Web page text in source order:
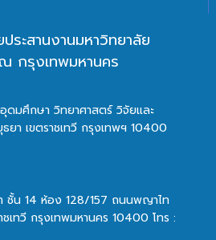
ระสานงานมหาวิทยาลัย
กรุงเทพมหานคร
ดมศึกษา วิทยาศาสตร์ วิจัยและ
า เขตราชเทวี กรุงเทพฯ 10400
ชั้น 14 ห้อง 128/157 ถนนพญาไท
เทวี กรุงเทพมหานคร 10400 โทร :